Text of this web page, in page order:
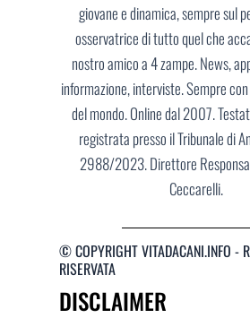
giovane e dinamica, sempre sul
osservatrice di tutto quel che
nostro amico a 4 zampe. News,
informazione, interviste. Sempre
del mondo. Online dal 2007.
registrata presso il Tribunale di
2988/2023. Direttore
Ceccarelli.
© COPYRIGHT VITADACANI.INFO -
RISERVATA
DISCLAIMER